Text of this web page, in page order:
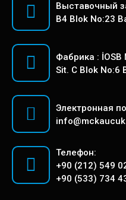
Выставочный
B4 Blok No:23
Фабрика : İOSB
Sit. C Blok No:6
Электронная
Телефон:
+90 (212) 549
+90 (533) 734